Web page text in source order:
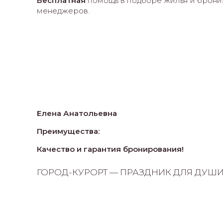
менеджеров.
Елена Анатольевна
Преимущества:
Качество и гарантия бронирования!
ГОРОД-КУРОРТ — ПРАЗДНИК ДЛЯ